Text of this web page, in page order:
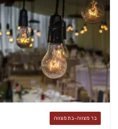
בר מצווה-בת מצווה